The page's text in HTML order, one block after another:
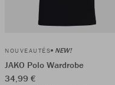
NOUVEAUTÉS NEW!
JAKO Polo Wardrobe
34,99 €